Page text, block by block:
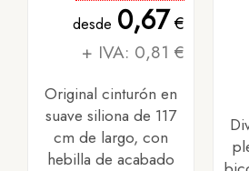
desde 0,67 €
+ IVA: 0,81 €
Original cinturón en
suave siliona de 117
cm de largo, con
hebilla de acabado